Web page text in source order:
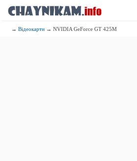
→Відеокарти → NVIDIA GeForce GT 425M